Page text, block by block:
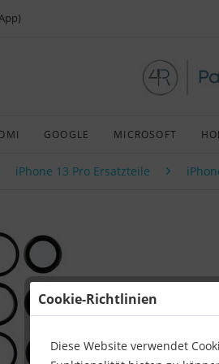
GOOGLE MICROSOFT
iPhone 13 Pro Ersatzteile
Cookie-Richtlinien
Diese Website verwendet